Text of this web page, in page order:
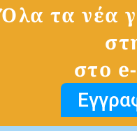
Όλα τα νέα
στο